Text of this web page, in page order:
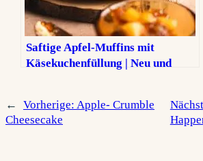
Saftige Apfel-Muffins mit
Käsekuchenfüllung | Neu und
← Vorherige: Apple- Crumble
Cheesecake